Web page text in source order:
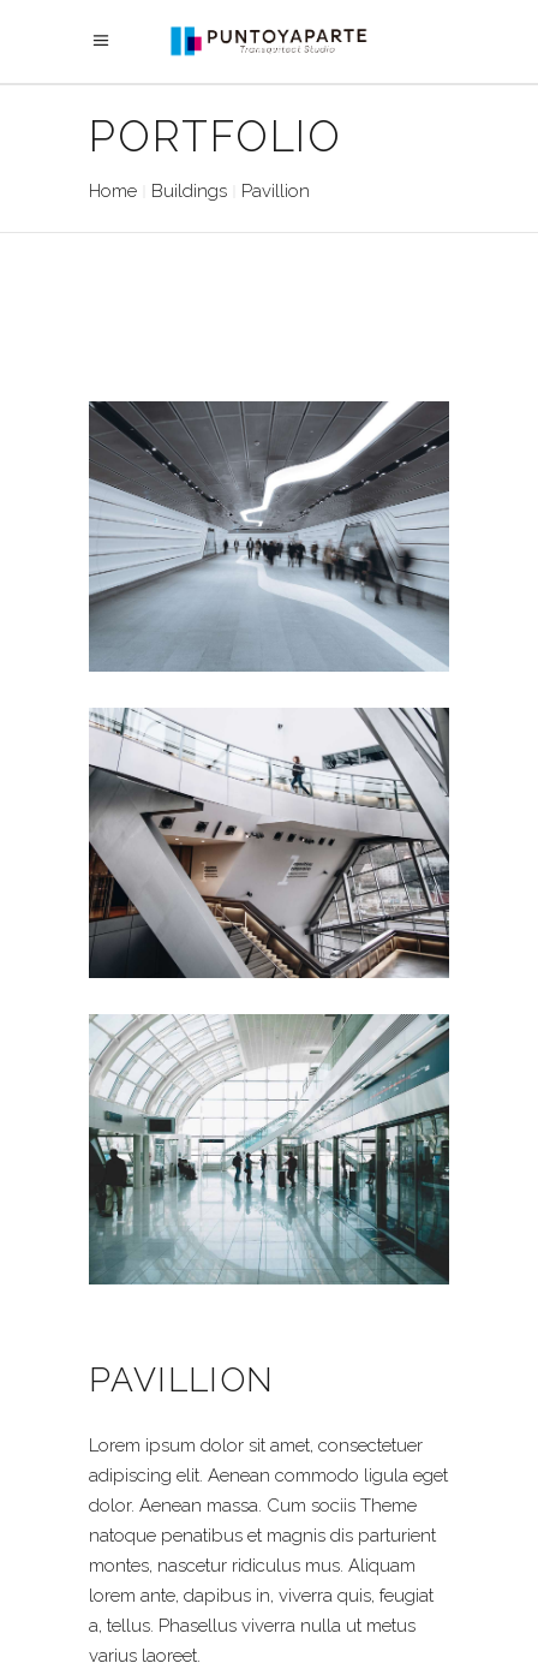
PORTFOLIO
Home Buildings Pavillion
PAVILLION
Lorem ipsum dolor sit amet, consectetuer
adipiscing elit. Aenean commodo ligula eget
dolor. Aenean massa. Cum sociis Theme
natoque penatibus et magnis dis parturient
montes, nascetur ridiculus mus. Aliquam
lorem ante, dapibus in, viverra quis, feugiat
a, tellus. Phasellus viverra nulla ut metus
varius laoreet.